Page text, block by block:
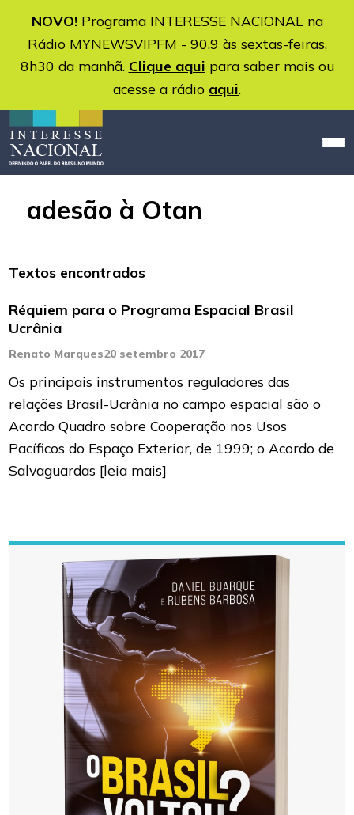
NOVO!Programa INTERESSE NACIONAL na
Rádio MYNEWSVIPFM - 90.9 às sextas-feiras,
8h30 da manhã. Clique aqui para saber mais ou
acesse a rádio aqui.
adesão à Otan
Textos encontrados
Réquiem para o Programa Espacial Brasil
Ucrânia
Renato Marques20 setembro 2017
Os principais instrumentos reguladores das
relações Brasil-Ucrânia no campo espacial são o
Acordo Quadro sobre Cooperação nos Usos
Pacíficos do Espaço Exterior, de 1999; o Acordo de
Salvaguardas [leia mais]